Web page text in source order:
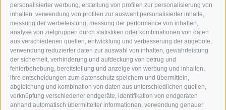
personalisierter werbung, erstellung von profilen zur personalisierung von
inhalten, verwendung von profilen zur auswahl personalisierter inhalte,
messung der werbeleistung, messung der performance von inhalten,
analyse von zielgruppen durch statistiken oder kombinationen von daten
aus verschiedenen quellen, entwicklung und verbesserung der angebote,
verwendung reduzierter daten zur auswahl von inhalten, gewährleistung
der sicherheit, verhinderung und aufdeckung von betrug und
fehlerbehebung, bereitstellung und anzeige von werbung und inhalten,
ihre entscheidungen zum datenschutz speichern und übermitteln,
abgleichung und kombination von daten aus unterschiedlichen quellen,
verknüpfung verschiedener endgeräte, identifikation von endgeräten
anhand automatisch übermittelter informationen, verwendung genauer
VIDEOBLOG ROUTENPLANER
WEBCAMS WETTER
***s Hotel Jager Hans · Familie Ennemoser · Dorfstrasse 3 ·
39010 St. Martin in Passeier